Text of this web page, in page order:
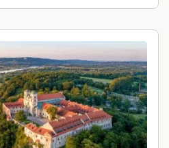
durée, tous
de la Pologne, elle
pour une visite